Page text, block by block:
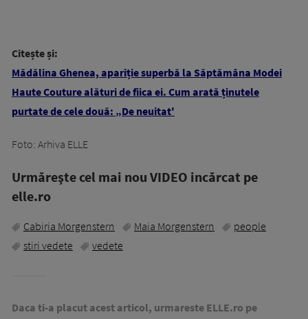
Citește și:
Mădălina Ghenea, apariție superbă la Săptămâna Modei
Haute Couture alături de fiica ei. Cum arată ținutele
purtate de cele două: „De neuitat'
Foto: Arhiva ELLE
Urmăreşte cel mai nou VIDEO incărcat pe
elle.ro
Cabiria Morgenstern Maia Morgenstern
people
stiri vedete
vedete
Daca ti-a placut acest articol, urmareste ELLE.ro pe